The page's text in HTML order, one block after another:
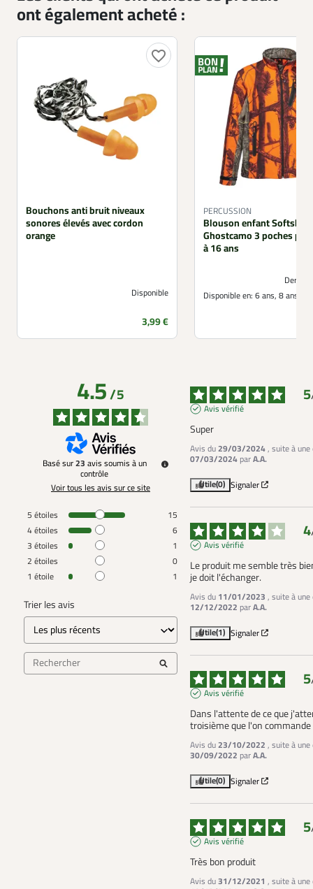
ont également acheté :
favorite_border
Bouchons anti bruit niveaux
sonores élevés avec cordon
orange
Disponible
Prix
3,99 €
PERCUSSION
Blouson enfant Softshell
Ghostcamo 3 poches
à 16 ans
Disponible en:6 ans, 8 ans
4.5/5
Basé sur23 avis soumis à un
contrôle
Voir tous les avis sur ce site
5 étoiles
15
4étoiles
6
3 étoiles
1
2 étoiles
0
1 étoile 1
Trier les avis
5
Avis vérifié
Super
Avis du29/03/2024, suite à une
07/03/2024 parA.A.
Utile(0) Signaler
4
Avis vérifié
Le produit me semble très
je doit l'échanger.
Avis du 11/01/2023 , suite à une
12/12/2022 parA.A.
Utile(1) Signaler
5
Avis vérifié
Dans l'attente de ce que
troisième que l'on
Avis du23/10/2022 , suite à une
30/09/2022 parA.A.
Utile(0) Signaler
5
Avis vérifié
Très bon produit
Avis du31/12/2021 , suite à une